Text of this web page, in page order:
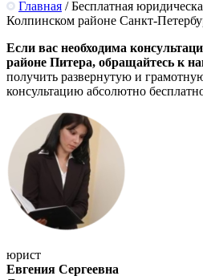
Главная / Бесплатная
Колпинском районе Санкт-
Если вас необходима
районе Питера, обращайтесь к
получить развернутую и
консультацию абсолютно
юрист
Евгения Сергеевна